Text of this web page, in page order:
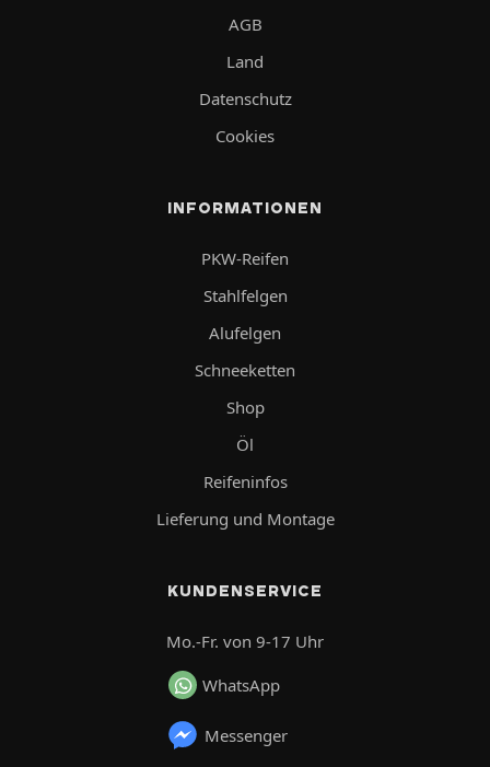
AGB
Land
Datenschutz
Cookies
INFORMATIONEN
PKW-Reifen
Stahlfelgen
Alufelgen
Schneeketten
Shop
Öl
Reifeninfos
Lieferung und Montage
KUNDENSERVICE
Mo.-Fr. von 9-17 Uhr
WhatsApp
Messenger